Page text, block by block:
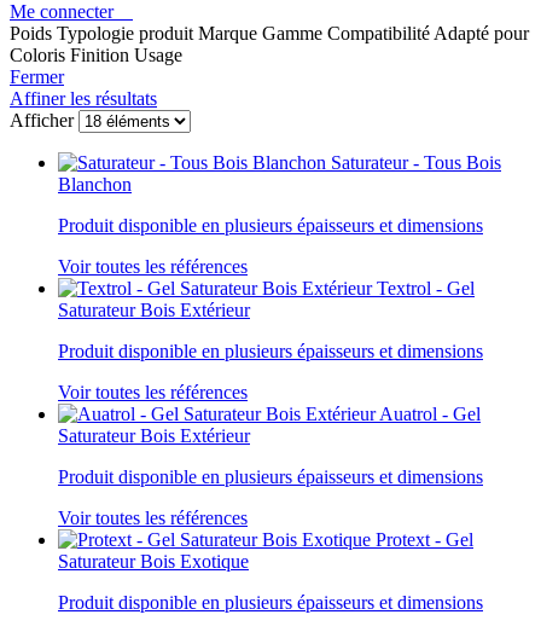
Me connecter
Poids Typologie produit Marque Gamme Compatibilité Adapté pour
Coloris Finition Usage
Fermer
Affiner les résultats
Afficher
Saturateur - Tous Bois
Blanchon
Produit disponible en plusieurs épaisseurs et dimensions
Voir toutes les références
Textrol - Gel
Saturateur Bois Extérieur
Produit disponible en plusieurs épaisseurs et dimensions
Voir toutes les références
Auatrol - Gel
Saturateur Bois Extérieur
Produit disponible en plusieurs épaisseurs et dimensions
Voir toutes les références
Protext - Gel
Saturateur Bois Exotique
Produit disponible en plusieurs épaisseurs et dimensions